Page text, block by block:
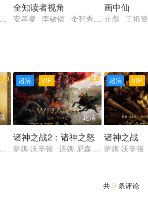
斯特丽德·伯格斯-弗瑞斯贝 米卡埃尔·佩
全知读者视角
安孝燮 李敏镐 金智秀 林珍娜 蔡
画中仙
元彪 王祖
晗 埃拉马赞·萨赫特 乔马扬·松哈特 努
VIP
超清 8.0
超清
诸神之战2：诸神之怒
萨姆·沃辛顿 连姆·尼森 拉尔夫·费因
VIP
超清
诸神之战
萨姆·沃辛
共0 条评论